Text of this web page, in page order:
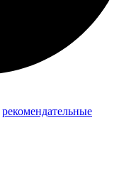
рекомендательные